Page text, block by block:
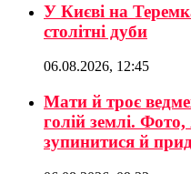
У Києві на
столітні дуби
06.08.2026, 12:45
Мати й троє
голій землі.
зупинитися й